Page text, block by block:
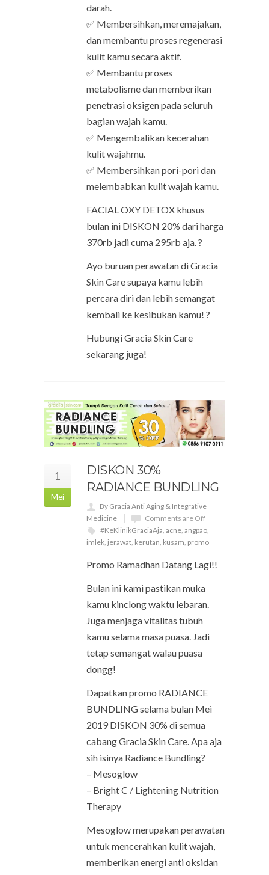
darah.
✅ Membersihkan, meremajakan,
dan membantu proses regenerasi
kulit kamu secara aktif.
✅ Membantu proses
metabolisme dan memberikan
penetrasi oksigen pada seluruh
bagian wajah kamu.
✅ Mengembalikan kecerahan
kulit wajahmu.
✅ Membersihkan pori-pori dan
melembabkan kulit wajah kamu.
FACIAL OXY DETOX khusus
bulan ini DISKON 20% dari harga
370rb jadi cuma 295rb aja. ?
Ayo buruan perawatan di Gracia
Skin Care supaya kamu lebih
percara diri dan lebih semangat
kembali ke kesibukan kamu! ?
Hubungi Gracia Skin Care
sekarang juga!
1
Mei
DISKON 30%
RADIANCE BUNDLING
By Gracia Anti Aging & Integrative
Medicine
Comments are Off
#KeKlinikGraciaAja acne angpao
imlek jerawat kerutan kusam promo
Promo Ramadhan Datang Lagi!!
Bulan ini kami pastikan muka
kamu kinclong waktu lebaran.
Juga menjaga vitalitas tubuh
kamu selama masa puasa. Jadi
tetap semangat walau puasa
dongg!
Dapatkan promo RADIANCE
BUNDLING selama bulan Mei
2019 DISKON 30% di semua
cabang Gracia Skin Care. Apa aja
sih isinya Radiance Bundling?
– Mesoglow
– Bright C / Lightening Nutrition
Therapy
Mesoglow merupakan perawatan
untuk mencerahkan kulit wajah,
memberikan energi anti oksidan